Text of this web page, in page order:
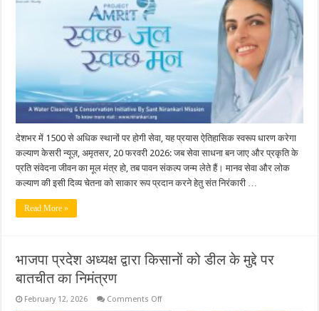
स्वच्छ
मन’
अभियान
का
चौथा
चरण
फरवरी
को
देशभर में 1500 से अधिक स्थानों पर होगी सेवा, यह प्रयास ऐतिहासिक स्वरूप धारण करेगा
कल्याण केसरी न्यूज़, अमृतसर, 20 फरवरी 2026: जब सेवा साधना बन जाए और प्रकृति के
प्रति संवेदना जीवन का मूल मंत्र हो, तब पावन संकल्प जन्म लेते हैं। मानव सेवा और लोक
कल्याण की इसी दिव्य चेतना को साकार रूप प्रदान करने हेतु संत निरंकारी …
Read More »
भाजपा प्रदेश अध्यक्ष द्वारा किसानों को डील के मुद्दे पर
बातचीत का निमंत्रण
February 12, 2026 Comments Offon